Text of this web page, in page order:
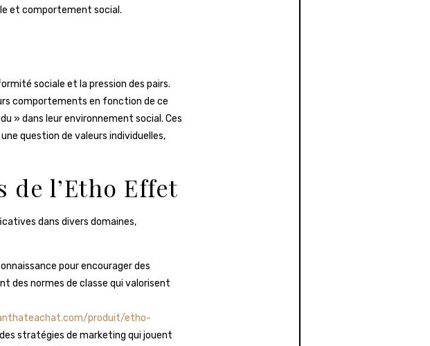
et comportement social.
sociale et la pression des pairs.
comportements en fonction de ce
» dans leur environnement social. Ces
question de valeurs individuelles,
l’Etho Effet
dans divers domaines,
pour encourager des
des normes de classe qui valorisent
produit/etho-
stratégies de marketing qui jouent